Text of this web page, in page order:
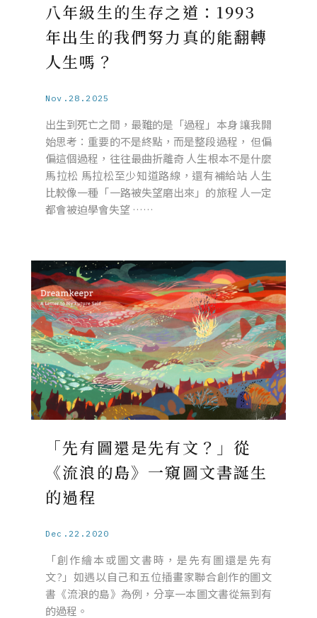
八年級生的生存之道：1993
年出生的我們努力真的能翻轉
人生嗎？
Nov.28.2025
出生到死亡之間，最難的是「過程」本身 讓我開
始思考：重要的不是終點，而是整段過程， 但偏
偏這個過程，往往最曲折離奇 人生根本不是什麼
馬拉松 馬拉松至少知道路線，還有補給站 人生
比較像一種「一路被失望磨出來」的旅程 人一定
都會被迫學會失望 ……
「先有圖還是先有文？」從
《流浪的島》一窺圖文書誕生
的過程
Dec.22.2020
「創作繪本或圖文書時，是先有圖還是先有
文?」如遇以自己和五位插畫家聯合創作的圖文
書《流浪的島》為例，分享一本圖文書從無到有
的過程。